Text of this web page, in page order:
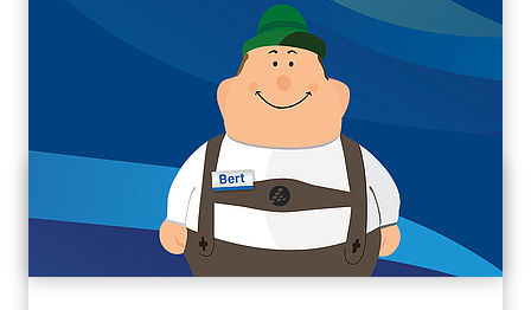
HAMBURG
Unterwasserwelt des Tropen-Aquariums und
exotische Tiere aus nächster Nähe